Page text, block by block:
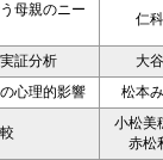
母親のニー
仁
証分析
大
心理的影響
松本
小松美
赤松